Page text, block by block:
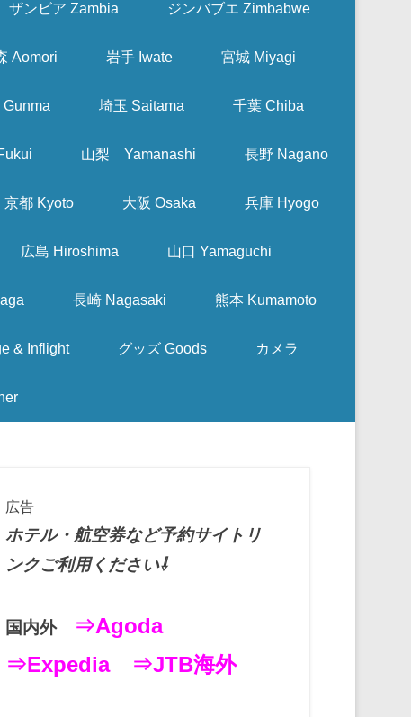
ザンビア Zambia ジンバブエ Zimbabwe
Aomori 岩手 Iwate 宮城 Miyagi
Gunma 埼玉 Saitama 千葉 Chiba
山梨 Yamanashi 長野 Nagano
京都 Kyoto 大阪 Osaka 兵庫 Hyogo
広島 Hiroshima 山口 Yamaguchi
長崎 Nagasaki 熊本 Kumamoto
& Inflight グッズ Goods カメラ
広告
ホテル・航空券など予約サイトリ
ンクご利用ください⇩
国内外
⇒Agoda
⇒Expedia
⇒JTB海外